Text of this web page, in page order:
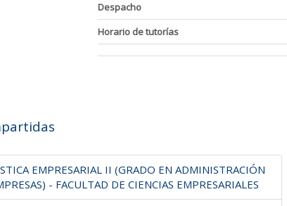
Despacho
Horario de tutorías
EMPRESARIAL II (GRADO EN ADMINISTRACIÓN
- FACULTAD DE CIENCIAS EMPRESARIALES